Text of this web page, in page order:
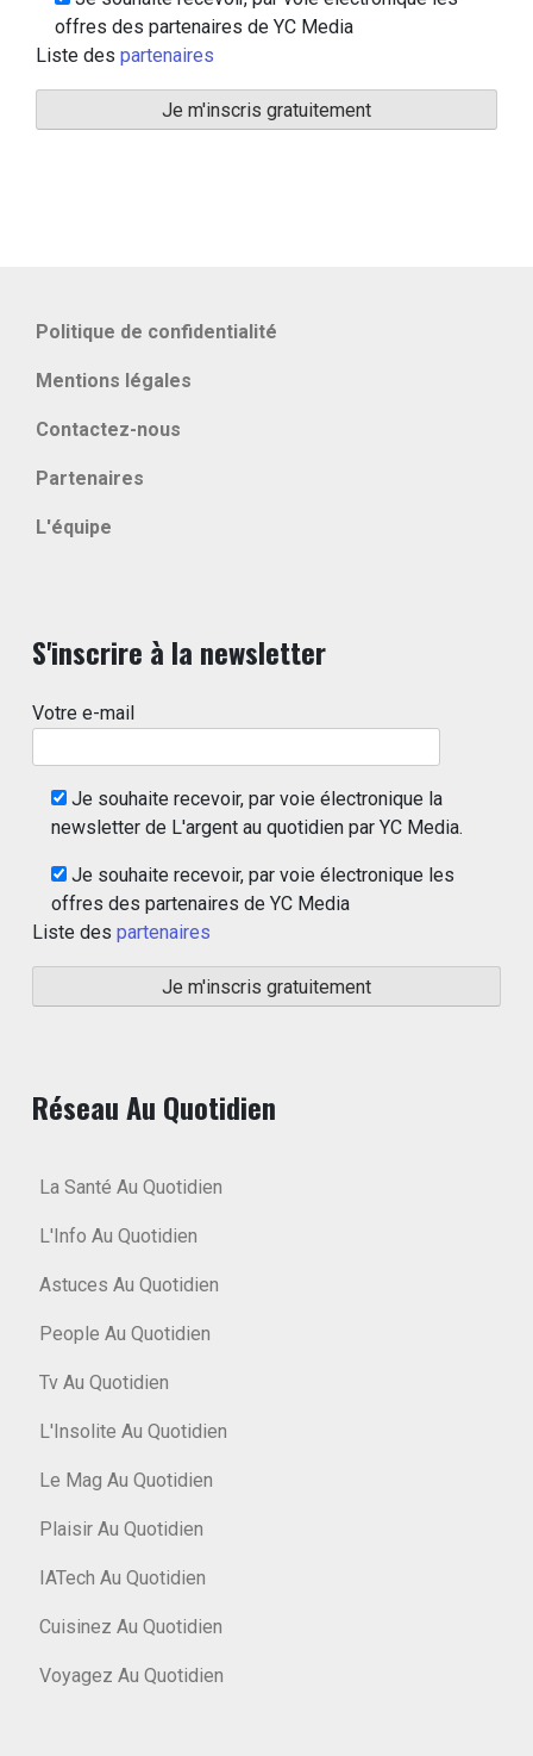
offres des partenaires de YC Media
Liste des partenaires
Politique de confidentialité
Mentions légales
Contactez-nous
Partenaires
L'équipe
S'inscrire à la newsletter
Votre e-mail
Je souhaite recevoir, par voie électronique la
newsletter de L'argent au quotidien par YC Media.
Je souhaite recevoir, par voie électronique les
offres des partenaires de YC Media
Liste des partenaires
Réseau Au Quotidien
La Santé Au Quotidien
L'Info Au Quotidien
Astuces Au Quotidien
People Au Quotidien
Tv Au Quotidien
L'Insolite Au Quotidien
Le Mag Au Quotidien
Plaisir Au Quotidien
IATech Au Quotidien
Cuisinez Au Quotidien
Voyagez Au Quotidien